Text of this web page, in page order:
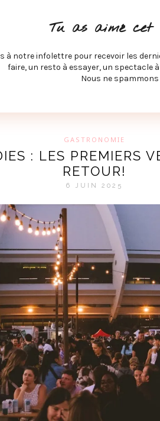
GASTRONOMIE
: LES PREMIERS
RETOUR!
6 JUIN 2025
Tu as aimé cet
à notre infolettre pour recevoir les
faire, un resto à essayer, un spectacle
Nous ne spammons